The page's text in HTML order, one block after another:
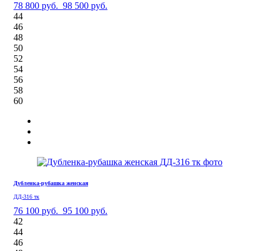
78 800 руб. 98 500 руб.
44
46
48
50
52
54
56
58
60
Дубленка-рубашка женская
ДД-316 тк
76 100 руб. 95 100 руб.
42
44
46